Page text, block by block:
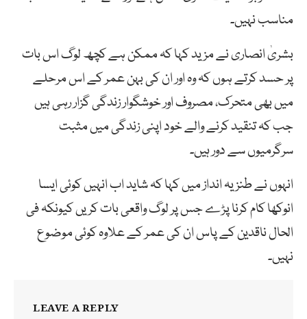
مناسب نہیں۔
بشریٰ انصاری نے مزید کہا کہ ممکن ہے کچھ لوگ اس بات
پر حسد کرتے ہوں کہ وہ اور ان کی بہن عمر کے اس مرحلے
میں بھی متحرک، مصروف اور خوشگوار زندگی گزار رہی ہیں
جب کہ تنقید کرنے والے خود اپنی زندگی میں مثبت
سرگرمیوں سے دور ہیں۔
انہوں نے طنزیہ انداز میں کہا کہ شاید اب انہیں کوئی ایسا
انوکھا کام کرنا پڑے جس پر لوگ واقعی بات کریں کیونکہ فی
الحال ناقدین کے پاس ان کی عمر کے علاوہ کوئی موضوع
نہیں۔
LEAVE A REPLY